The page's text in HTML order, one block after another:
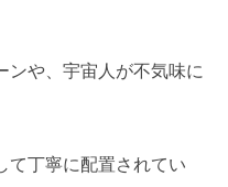
ンや、宇宙人が不気味に
て丁寧に配置されてい